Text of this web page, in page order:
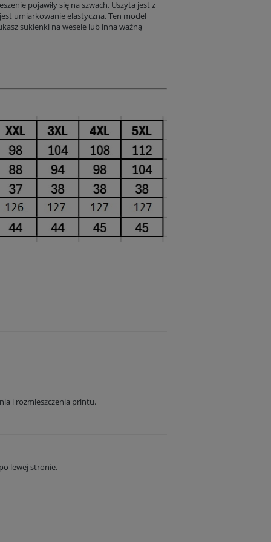
Do koszyka
pojawiły się na szwach. Uszyta jest z
umiarkowanie elastyczna. Ten model
sukienki na wesele lub inna ważną
i rozmieszczenia printu.
lewej stronie.